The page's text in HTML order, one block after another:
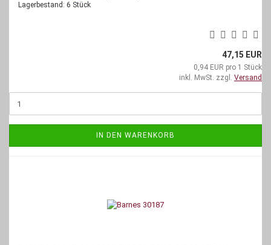
Lagerbestand: 6 Stück
47,15 EUR
0,94 EUR pro 1 Stück
inkl. MwSt. zzgl. Versand
IN DEN WARENKORB